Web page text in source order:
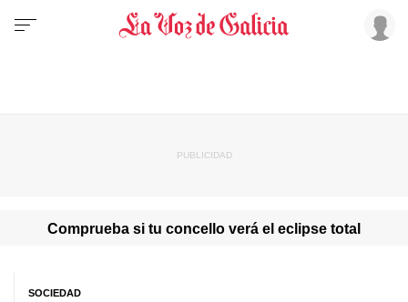
Comprueba si tu concello verá el eclipse total
SOCIEDAD